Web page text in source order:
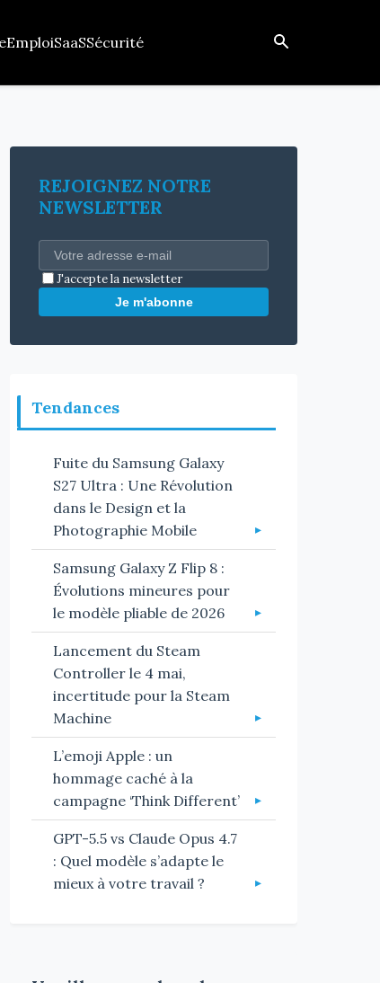
EmploiSaaSSécurité
REJOIGNEZ NOTRE
NEWSLETTER
J'accepte la newsletter
Je m'abonne
Tendances
Fuite du Samsung Galaxy
S27 Ultra : Une Révolution
dans le Design et la
Photographie Mobile
Samsung Galaxy Z Flip 8 :
Évolutions mineures pour
le modèle pliable de 2026
Lancement du Steam
Controller le 4 mai,
incertitude pour la Steam
Machine
L’emoji Apple : un
hommage caché à la
campagne ‘Think Different’
GPT-5.5 vs Claude Opus 4.7
: Quel modèle s’adapte le
mieux à votre travail ?